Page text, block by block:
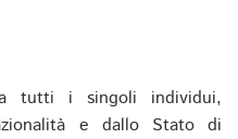
tutti i singoli individui,
e dallo Stato di